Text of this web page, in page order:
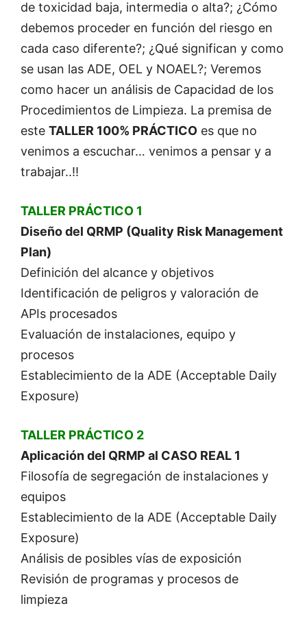
de toxicidad baja, intermedia o alta?; ¿Cómo
debemos proceder en función del riesgo en
cada caso diferente?; ¿Qué significan y como
se usan las ADE, OEL y NOAEL?; Veremos
como hacer un análisis de Capacidad de los
Procedimientos de Limpieza. La premisa de
este TALLER 100% PRÁCTICO es que no
venimos a escuchar… venimos a pensar y a
trabajar..!!
TALLER PRÁCTICO 1
Diseño del QRMP (Quality Risk Management
Plan)
Definición del alcance y objetivos
Identificación de peligros y valoración de
APIs procesados
Evaluación de instalaciones, equipo y
procesos
Establecimiento de la ADE (Acceptable Daily
Exposure)
TALLER PRÁCTICO 2
Aplicación del QRMP al CASO REAL 1
Filosofía de segregación de instalaciones y
equipos
Establecimiento de la ADE (Acceptable Daily
Exposure)
Análisis de posibles vías de exposición
Revisión de programas y procesos de
limpieza